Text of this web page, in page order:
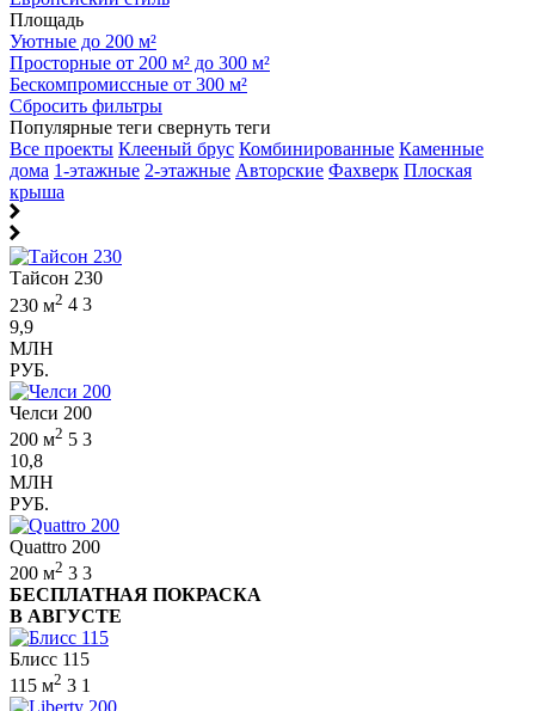
Площадь
Уютные до 200 м²
Просторные от 200 м² до 300 м²
Бескомпромиссные от 300 м²
Сбросить фильтры
Популярные теги свернуть теги
Все проекты Клееный брус Комбинированные Каменные
дома 1-этажные 2-этажные Авторские Фахверк Плоская
крыша
Тайсон 230
230 м2 4 3
9,9
МЛН
РУБ.
Челси 200
200 м2 5 3
10,8
МЛН
РУБ.
Quattro 200
200 м2 3 3
БЕСПЛАТНАЯ ПОКРАСКА
В АВГУСТЕ
Блисс 115
115 м2 3 1